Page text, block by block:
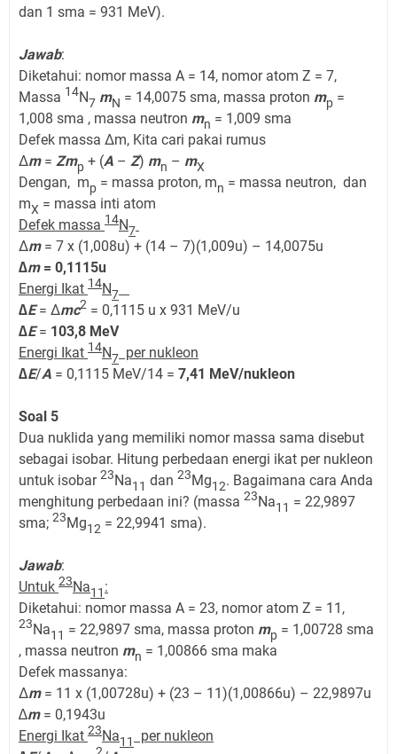
dan 1 sma = 931 MeV).
Jawab:
Diketahui: nomor massa A = 14, nomor atom Z = 7,
Massa 14N7 mN = 14,0075 sma, massa proton mp =
1,008 sma , massa neutron mn = 1,009 sma
Defek massa Δm, Kita cari pakai rumus
Δm= Zmp + (A – Z) mn – mX
Dengan, mp = massa proton, mn = massa neutron, dan
mX = massa inti atom
Defek massa 14N7
Δm= 7 x (1,008u) + (14 – 7)(1,009u) – 14,0075u
∆m = 0,1115u
Energi Ikat 14N7
∆E= Δmc2 = 0,1115 u x 931 MeV/u
∆E= 103,8 MeV
Energi Ikat 14N7 per nukleon
∆E/A = 0,1115 MeV/14 = 7,41 MeV/nukleon
Soal 5
Dua nuklida yang memiliki nomor massa sama disebut
sebagai isobar. Hitung perbedaan energi ikat per nukleon
untuk isobar23Na11 dan 23Mg12. Bagaimana cara Anda
menghitung perbedaan ini? (massa 23Na11 = 22,9897
sma; 23Mg12 = 22,9941 sma).
Jawab:
Untuk 23Na11 :
Diketahui: nomor massa A = 23, nomor atom Z = 11,
23Na11 = 22,9897 sma, massa proton mp = 1,00728 sma
, massa neutron mn = 1,00866 sma maka
Defek massanya:
Δm= 11 x (1,00728u) + (23 – 11)(1,00866u) – 22,9897u
∆m = 0,1943u
Energi Ikat 23Na11
per nukleon